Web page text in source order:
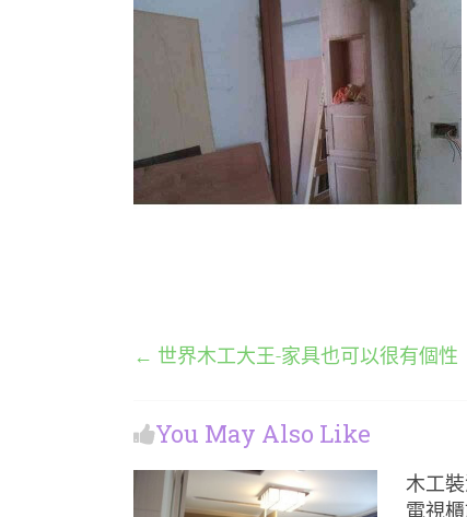
← 世界木工大王-家具也可以很有個性
You May Also Like
木工
電視